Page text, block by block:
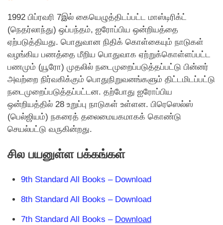
1992 பிப்ரவரி 7இல் கையெழுத்திடப்பட்ட மாஸ்டிரிக்ட்
(நெதர்லாந்து) ஒப்பந்தம், ஐரோப்பிய ஒன்றியத்தை
ஏற்படுத்தியது. பொதுவான நிதிக் கொள்கையும் நாடுகள்
வழங்கிய பணத்தை மீறிய பொதுவாக ஏற்றுக்கொள்ளப்பட்ட
பணமும் (யூரோ) முதலில் நடைமுறைப்படுத்தப்பட்டு பின்னர்
அவற்றை நிர்வகிக்கும் பொதுநிறுவனங்களும் திட்டமிடப்பட்டு
நடைமுறைப்படுத்தப்பட்டன. தற்போது ஐரோப்பிய
ஒன்றியத்தில் 28 உறுப்பு நாடுகள் உள்ளன. பிரெஸெல்ஸ்
(பெல்ஜியம்) நகரைத் தலைமையகமாகக் கொண்டு
செயல்பட்டு வருகின்றது.
சில பயனுள்ள பக்கங்கள்
9th Standard All Books – Download
8th Standard All Books – Download
7th Standard All Books – Download